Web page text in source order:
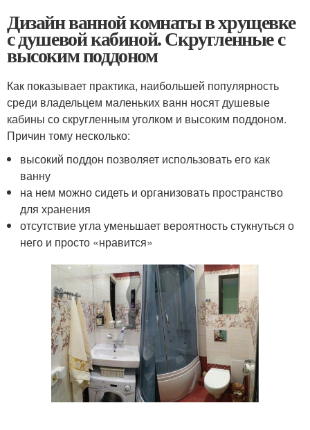
Дизайн ванной комнаты в хрущевке
с душевой кабиной. Скругленные с
высоким поддоном
Как показывает практика, наибольшей популярность
среди владельцем маленьких ванн носят душевые
кабины со скругленным уголком и высоким поддоном.
Причин тому несколько:
высокий поддон позволяет использовать его как
ванну
на нем можно сидеть и организовать пространство
для хранения
отсутствие угла уменьшает вероятность стукнуться о
него и просто «нравится»